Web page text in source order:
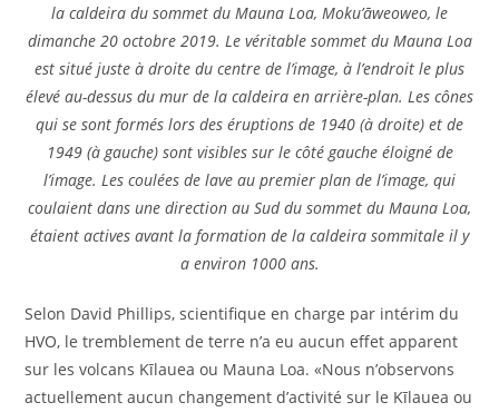
la caldeira du sommet du Mauna Loa, Moku’āweoweo, le
dimanche 20 octobre 2019. Le véritable sommet du Mauna Loa
est situé juste à droite du centre de l’image, à l’endroit le plus
élevé au-dessus du mur de la caldeira en arrière-plan. Les cônes
qui se sont formés lors des éruptions de 1940 (à droite) et de
1949 (à gauche) sont visibles sur le côté gauche éloigné de
l’image. Les coulées de lave au premier plan de l’image, qui
coulaient dans une direction au Sud du sommet du Mauna Loa,
étaient actives avant la formation de la caldeira sommitale il y
a environ 1000 ans.
Selon David Phillips, scientifique en charge par intérim du
HVO, le tremblement de terre n’a eu aucun effet apparent
sur les volcans Kīlauea ou Mauna Loa. «Nous n’observons
actuellement aucun changement d’activité sur le Kīlauea ou